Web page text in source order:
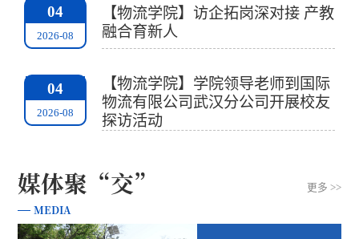
04
2026-08
【物流学院】访企拓岗深对接 产教
融合育新人
04
2026-08
【物流学院】学院领导老师到国际
物流有限公司武汉分公司开展校友
探访活动
媒体聚“交”
MEDIA
更多 >>